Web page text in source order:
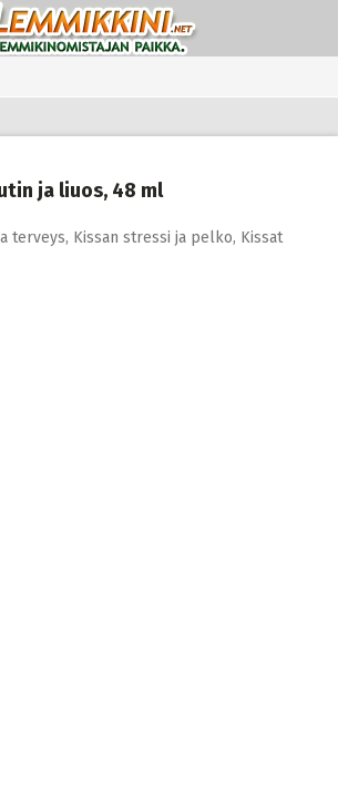
ja liuos, 48 ml
terveys, Kissan stressi ja pelko, Kissat